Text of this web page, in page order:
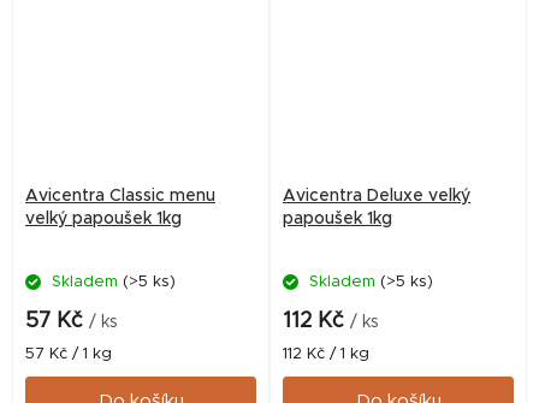
Avicentra Classic menu
velký papoušek 1kg
Skladem (>5 ks)
57 Kč / ks
Měrná
cena:
57 Kč / 1 kg
Avicentra Deluxe velký
papoušek 1kg
Skladem (>5 ks)
112 Kč / ks
Měrná
cena:
112 Kč / 1 kg